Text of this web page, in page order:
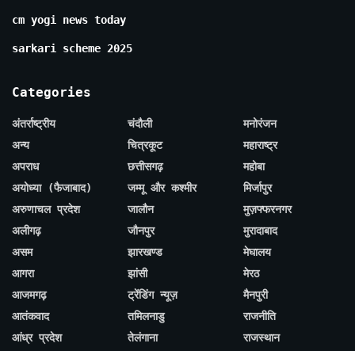
cm yogi news today
sarkari scheme 2025
Categories
अंतर्राष्ट्रीय
अन्य
अपराध
अयोध्या (फैजाबाद)
अरुणाचल प्रदेश
अलीगढ़
असम
आगरा
आजमगढ़
आतंकवाद
आंध्र प्रदेश
चंदौली
चित्रकूट
छत्तीसगढ़
जम्मू और कश्मीर
जालौन
जौनपुर
झारखण्ड
झांसी
ट्रेंडिंग न्यूज़
तमिलनाडु
तेलंगाना
मनोरंजन
महाराष्ट्र
महोबा
मिर्जापुर
मुज़फ्फरनगर
मुरादाबाद
मेघालय
मेरठ
मैनपुरी
राजनीति
राजस्थान